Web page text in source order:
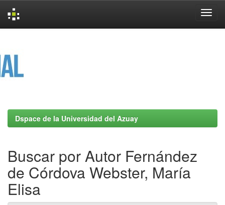
Dspace de la Universidad del Azuay
Buscar por Autor Fernández
de Córdova Webster, María
Elisa